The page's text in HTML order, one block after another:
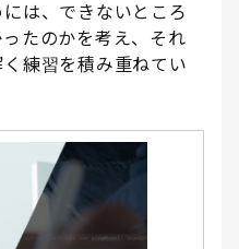
は、できないところ
たのかを考え、それ
練習を積み重ねてい